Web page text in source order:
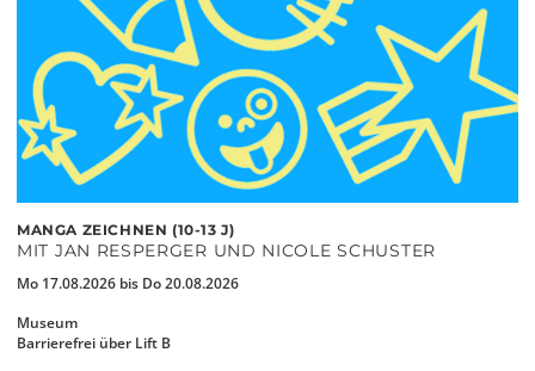
MANGA ZEICHNEN (10-13 J)
MIT JAN RESPERGER UND NICOLE SCHUSTER
Mo 17.08.2026 bis Do 20.08.2026
Museum
Barrierefrei über Lift B